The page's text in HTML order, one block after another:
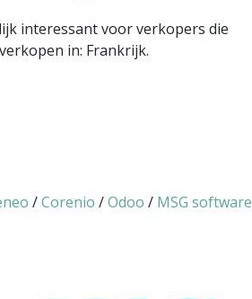
interessant voor verkopers die
in: Frankrijk.
/Corenio /Odoo / MSG software